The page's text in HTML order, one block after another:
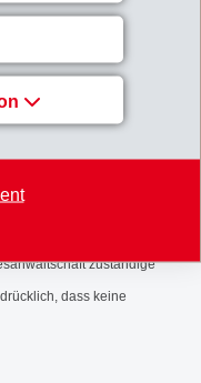
Verschleppung,
und einer falschen
EMS ist erschüttert,
nun sogar dazu
der Fälle, um jegliche
eidgenössische
zuständige
dass keine